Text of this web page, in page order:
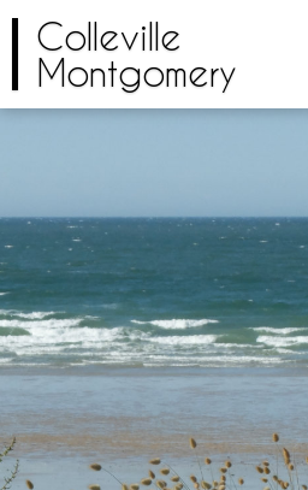
Colleville
Montgomery